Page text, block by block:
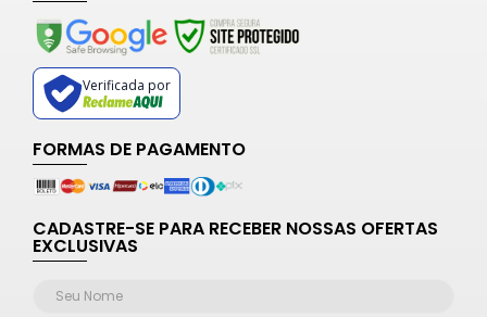
Verificada por
FORMAS DE PAGAMENTO
CADASTRE-SE PARA RECEBER NOSSAS OFERTAS
EXCLUSIVAS